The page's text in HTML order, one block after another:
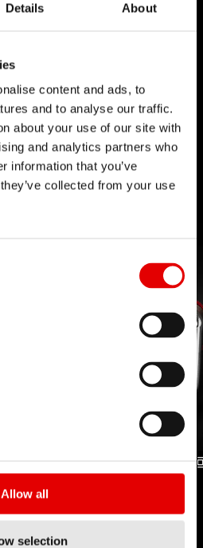
Details About
content and ads, to
and to analyse our traffic.
about your use of our site with
and analytics partners who
information that you’ve
collected from your use
Allow all
selection
qui nous passionne et nous
dans notre processus de
Notre idée maîtresse
cesse les limites
INCONTROL